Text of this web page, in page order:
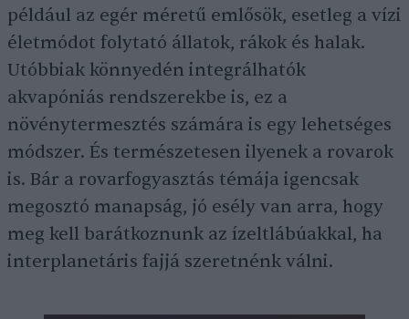
például az egér méretű emlősök, esetleg a vízi
életmódot folytató állatok, rákok és halak.
Utóbbiak könnyedén integrálhatók
akvapóniás rendszerekbe is, ez a
növénytermesztés számára is egy lehetséges
módszer. És természetesen ilyenek a rovarok
is. Bár a rovarfogyasztás témája igencsak
megosztó manapság, jó esély van arra, hogy
meg kell barátkoznunk az ízeltlábúakkal, ha
interplanetáris fajjá szeretnénk válni.